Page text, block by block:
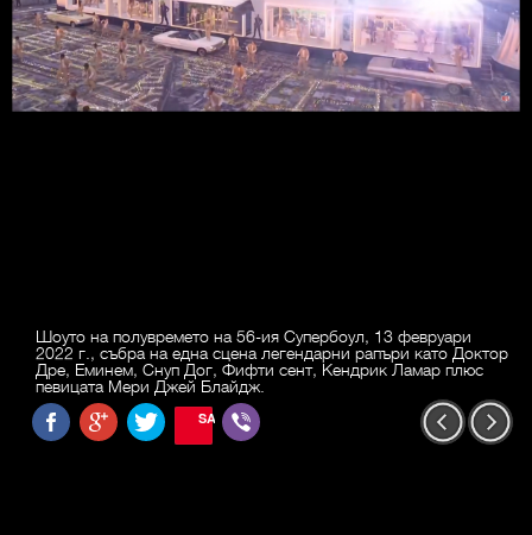
Шоуто на полувремето на 56-ия Супербоул, 13 февруари
2022 г., събра на една сцена легендарни рапъри като Доктор
Дре, Еминем, Снуп Дог, Фифти сент, Кендрик Ламар плюс
певицата Мери Джей Блайдж.
SAVE